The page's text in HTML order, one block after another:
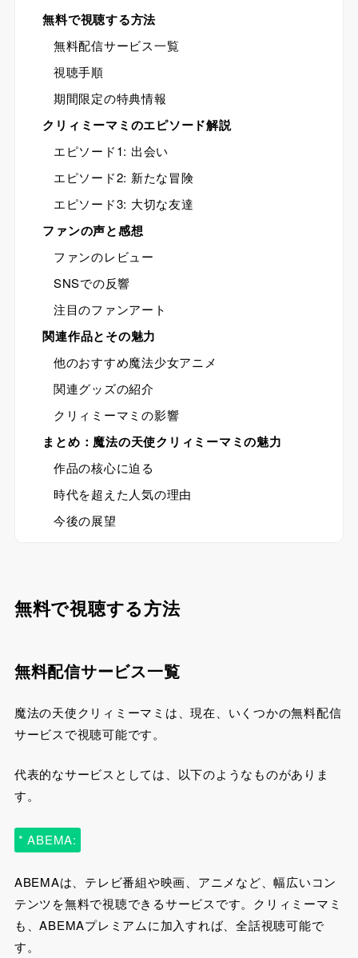
無料で視聴する方法
無料配信サービス一覧
視聴手順
期間限定の特典情報
クリィミーマミのエピソード解説
エピソード1: 出会い
エピソード2: 新たな冒険
エピソード3: 大切な友達
ファンの声と感想
ファンのレビュー
SNSでの反響
注目のファンアート
関連作品とその魅力
他のおすすめ魔法少女アニメ
関連グッズの紹介
クリィミーマミの影響
まとめ：魔法の天使クリィミーマミの魅力
作品の核心に迫る
時代を超えた人気の理由
今後の展望
無料で視聴する方法
無料配信サービス一覧
魔法の天使クリィミーマミは、現在、いくつかの無料配信
サービスで視聴可能です。
代表的なサービスとしては、以下のようなものがありま
す。
* ABEMA:
ABEMAは、テレビ番組や映画、アニメなど、幅広いコン
テンツを無料で視聴できるサービスです。クリィミーマミ
も、ABEMAプレミアムに加入すれば、全話視聴可能で
す。